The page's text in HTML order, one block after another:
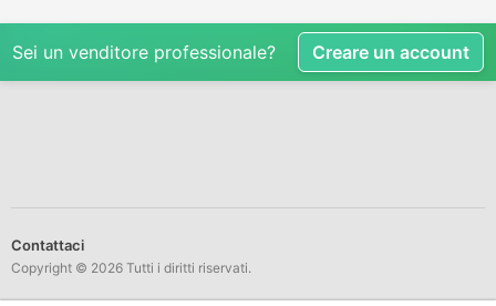
Sei un venditore professionale? Creare un account
Contattaci
Copyright © 2026 Tutti i diritti riservati.